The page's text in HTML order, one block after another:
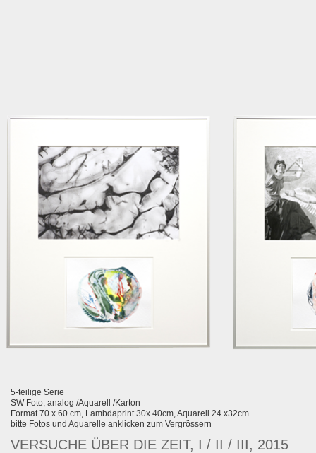
5-teilige Serie
SW Foto, analog /Aquarell /Karton
Format 70 x 60 cm, Lambdaprint 30x 40cm, Aquarell 24 x32cm
bitte Fotos und Aquarelle anklicken zum Vergrössern
VERSUCHE ÜBER DIE ZEIT, I / II / III, 2015